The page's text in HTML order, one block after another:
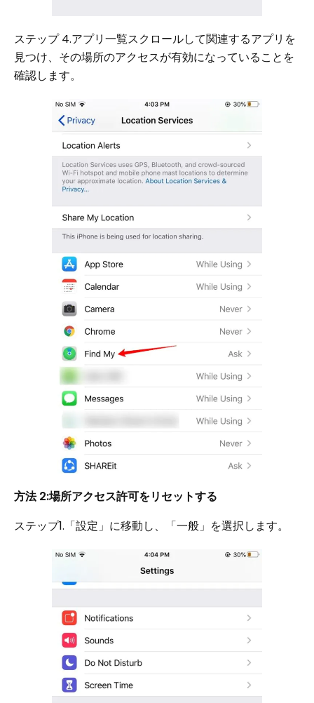
ステップ 4.アプリ一覧スクロールして関連するアプリを
見つけ、その場所のアクセスが有効になっていることを
確認します。
方法 2:場所アクセス許可をリセットする
ステップ1.「設定」に移動し、「一般」を選択します。